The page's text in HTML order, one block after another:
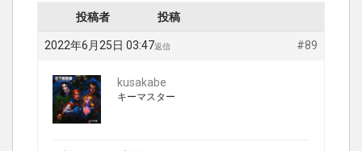
投稿者 投稿
2022年6月25日 03:47 #89
返信
kusakabe
キーマスター